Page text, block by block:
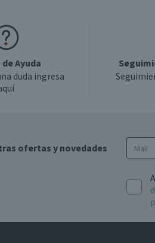
Ayuda
duda ingresa
ofertas y novedades